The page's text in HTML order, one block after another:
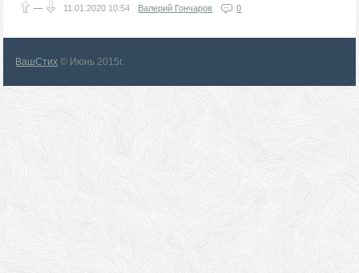
— 11.01.2020 10:54 Валерий Гончаров 0
ВашСтих © Июнь 2015г.